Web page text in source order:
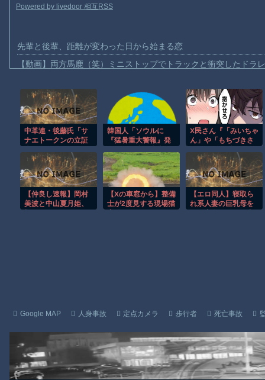
Powered by livedoor 相互RSS
先輩と後輩、距離が変わった日から始まる恋
【動画】両方馬鹿（笑）ミニストップでトラックと衝突したドラ
【動画】野菜売りのおじさんにドローンを特攻させるおそロシア
【動画】首都高で4tトラックが原因の玉突き事故に巻き込まれた
【朗報】大人気漫画「GANTZ」がAmazonでなんと全巻100円ｗ
まだ墓石があるだけマシと見るべきか。今はもう合葬墓ばかり
【動画】新型のさすまた、限界突破ｗｗｗｗｗｗ
【謎】広島県が頑なに「はだしのゲンコラボ喫茶」をやらない理
中革連・後藤氏「サ
ナエトークンの立証
る。なぜ私が説明し
なければならないの
か」
韓国人「ソウルに
『猛暑重大警報』発
高レベルの警告を初
適用」
X民さん『「みいちゃ
ん」や「もちづきさ
だが、「抱かせろち
ゃん」もアニメ化す
ることを忘れてはな
らない』
【仲良し速報】岡村
美波と中山夏月姫、
【Xの車窓から】整備
士が2度見する現場猫
【エロ同人】寝取ら
れ系人妻の巨乳母を
Google MAP 人身事故 定点カメラ 歩行者 死亡事故